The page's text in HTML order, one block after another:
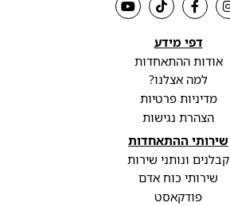
דפי מידע
אודות ההתאחדות
למה אצלנו?
מדיניות פרטיות
הצהרת נגישות
שירותי ההתאחדות
קבלנים ונותני שירות
שירותי כוח אדם
פודקאסט